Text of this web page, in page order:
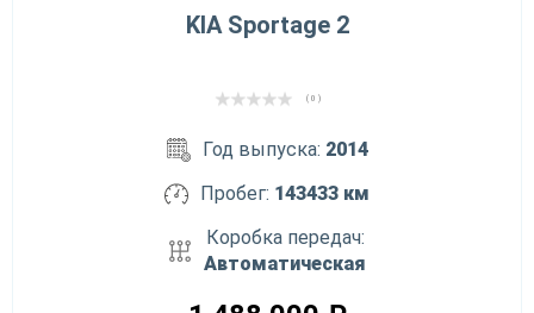
KIA Sportage 2
( 0 )
Год выпуска: 2014
Пробег: 143433 км
Коробка передач:
Автоматическая